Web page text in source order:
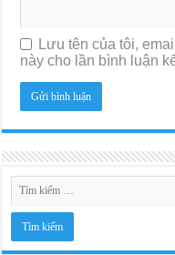
Lưu tên của tôi,
này cho lần bình luận